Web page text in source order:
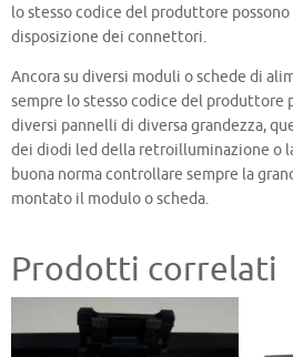
lo stesso codice del produttore possono
disposizione dei connettori.
Ancora su diversi moduli o schede di
sempre lo stesso codice del produttore
diversi pannelli di diversa grandezza,
dei diodi led della retroilluminazione o
buona norma controllare sempre la
montato il modulo o scheda.
Prodotti correlati